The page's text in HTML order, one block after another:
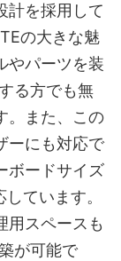
計を採用して
の大きな魅
やパーツを装
る方でも無
。また、この
ーにも対応で
ボードサイズ
ています。
用スペースも
が可能で